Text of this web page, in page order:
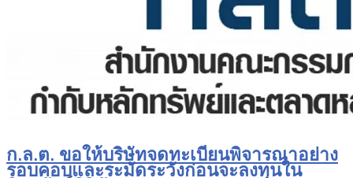
ก.ล.ต. ขอให้บริษัทจดทะเบียนพิจารณาอย่าง
รอบคอบและระมัดระวังก่อนจะลงทุนใน